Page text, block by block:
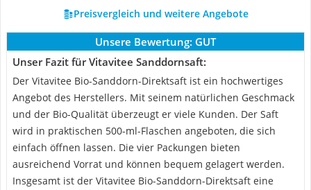
Preisvergleich und weitere Angebote
Unsere Bewertung: GUT
Unser Fazit für Vitavitee Sanddornsaft:
Der Vitavitee Bio-Sanddorn-Direktsaft ist ein hochwertiges
Angebot des Herstellers. Mit seinem natürlichen Geschmack
und der Bio-Qualität überzeugt er viele Kunden. Der Saft
wird in praktischen 500-ml-Flaschen angeboten, die sich
einfach öffnen lassen. Die vier Packungen bieten
ausreichend Vorrat und können bequem gelagert werden.
Insgesamt ist der Vitavitee Bio-Sanddorn-Direktsaft eine